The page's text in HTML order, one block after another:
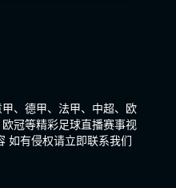
、德甲、法甲、中超、欧
冠等精彩足球直播赛事视
如有侵权请立即联系我们